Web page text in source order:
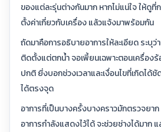
ของแต่ละรุ่นต่างกันมาก หากไม่แน่ใจ ให้ดูที่
ตั้งค่าเกี่ยวกับเครื่อง แล้วแจ้งมาพร้อมกัน
ถัดมาคือการอธิบายอาการให้ละเอียด ระบุว่
ติดตั้งแต่ตกน้ำ จอเพี้ยนเฉพาะตอนเครื่อง
ปกติ ยิ่งบอกช่วงเวลาและเงื่อนไขที่เกิดได้ชั
ได้ตรงจุด
อาการที่เป็นบางครั้งบางคราวมักตรวจยา
อาการกำลังแสดงไว้ได้ จะช่วยช่างได้มาก